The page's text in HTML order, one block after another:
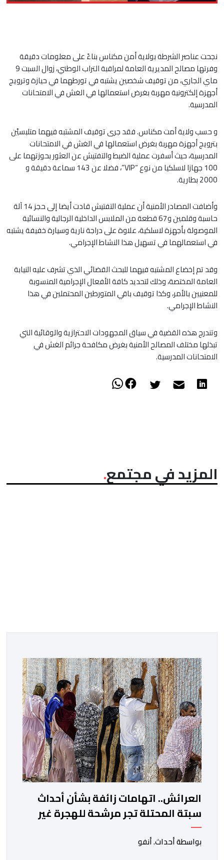
نجحت عناصر الشرطة بولاية أمن مكناس بناءً على معلومات دقيقة
وفرتها مصالح المديرية العامة لمراقبة التراب الوطني، زوال السبت 9
ماي الجاري، من توقيف شخصين يشتبه في تورطهما في حيازة وترويج
أجهزة إلكترونية مهربة بغرض استعمالها في الغش في الامتحانات
المدرسية.
و حسب ولاية أمت مكناس. فقد جرى توقيف المشتبه فيهما متلبسيْن
بترويج أجهزة مهربة بغرض استعمالها في الغش في الامتحانات
المدرسية، حيث أسفرت عملية الضبط والتفتيش عن العثور بحوزتهما على
100 جهازا لاسلكيا من نوع “VIP”، فضلا عن 143 سماعة دقيقة و
2000 بطارية.
وأضافت المصادر الأمنية أن عملية التفتيش قادت أيضا إلى حجز 14 آلة
حاسبة وقلمين و67 قطعة من الملابس الداخلية الرجالية والنسائية
الموصولة بأجهزة لاسلكية، علاوة على دراجة نارية وسيارة خفيفة يشتبه
في استعمالهما في تسهيل هذا النشاط الإجرامي.
وقد تم إخضاع المشتبه فيهما للبحث القضائي الذي تشرف عليه النيابة
العامة المختصة، وذلك لتحديد كافة الأفعال الإجرامية المنسوبة
للمعنيين بالأمر، وكذا توقيف باقي المتورطين المحتملين في هذا
النشاط الإجرامي.
وتندرج هذه القضية في سياق المجهودات الاحترازية والوقائية التي
تبذلها مختلف المصالح الأمنية بغرض مكافحة جرائم الغش في
الامتحانات المدرسية.
المزيد في مجتمع
العرائش.. اتهامات زائفة بشأن أحداث
سبتة المحتلة تجر مرشحة للهجرة غير
النظامية إلى القضاء
بواسطة أحداث. أنفو